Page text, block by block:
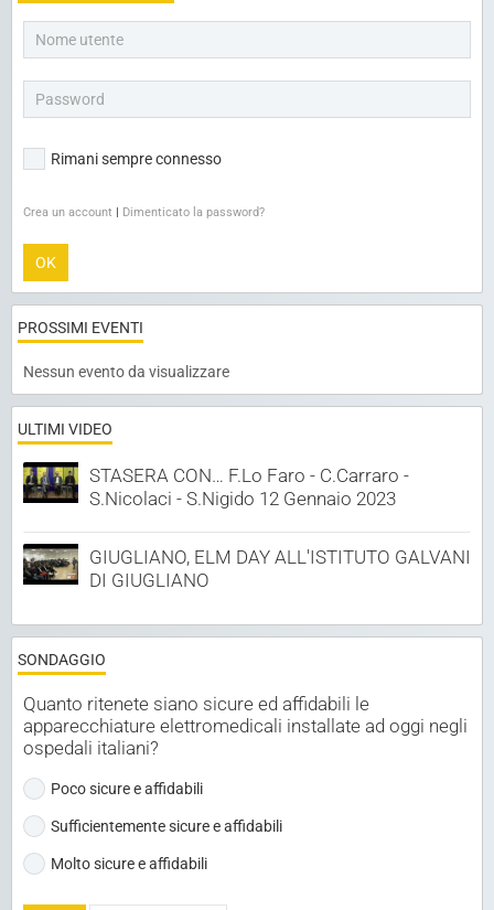
Rimani sempre connesso
Crea un account | Dimenticato la password?
OK
PROSSIMI EVENTI
Nessun evento da visualizzare
ULTIMI VIDEO
STASERA CON… F.Lo Faro - C.Carraro -
S.Nicolaci - S.Nigido 12 Gennaio 2023
GIUGLIANO, ELM DAY ALL'ISTITUTO GALVANI
DI GIUGLIANO
SONDAGGIO
Quanto ritenete siano sicure ed affidabili le
apparecchiature elettromedicali installate ad oggi negli
ospedali italiani?
Poco sicure e affidabili
Sufficientemente sicure e affidabili
Molto sicure e affidabili